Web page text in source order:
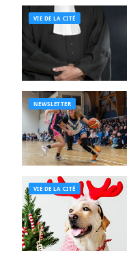
VIE DE LA CITÉ
NEWSLETTER
VIE DE LA CITÉ